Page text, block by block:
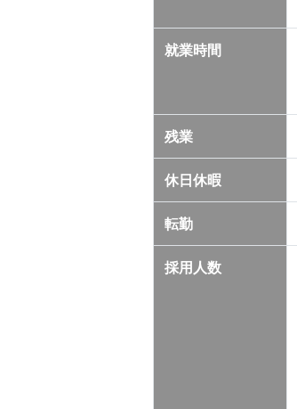
就業時間
残業
休日休暇
転勤
採用人数